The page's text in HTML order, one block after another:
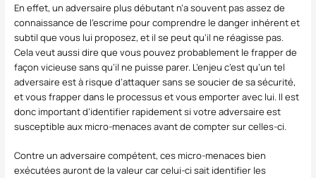
En effet, un adversaire plus débutant n’a souvent pas assez de
connaissance de l’escrime pour comprendre le danger inhérent et
subtil que vous lui proposez, et il se peut qu’il ne réagisse pas.
Cela veut aussi dire que vous pouvez probablement le frapper de
façon vicieuse sans qu’il ne puisse parer. L’enjeu c’est qu’un tel
adversaire est à risque d’attaquer sans se soucier de sa sécurité,
et vous frapper dans le processus et vous emporter avec lui. Il est
donc important d’identifier rapidement si votre adversaire est
susceptible aux micro-menaces avant de compter sur celles-ci.
Contre un adversaire compétent, ces micro-menaces bien
exécutées auront de la valeur car celui-ci sait identifier les